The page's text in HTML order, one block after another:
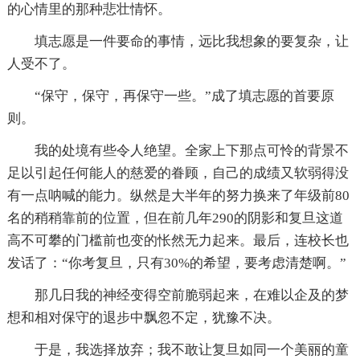
的心情里的那种悲壮情怀。
填志愿是一件要命的事情，远比我想象的要复杂，让
人受不了。
“保守，保守，再保守一些。”成了填志愿的首要原
则。
我的处境有些令人绝望。全家上下那点可怜的背景不
足以引起任何能人的慈爱的眷顾，自己的成绩又软弱得没
有一点呐喊的能力。纵然是大半年的努力换来了年级前80
名的稍稍靠前的位置，但在前几年290的阴影和复旦这道
高不可攀的门槛前也变的怅然无力起来。最后，连校长也
发话了：“你考复旦，只有30%的希望，要考虑清楚啊。”
那几日我的神经变得空前脆弱起来，在难以企及的梦
想和相对保守的退步中飘忽不定，犹豫不决。
于是，我选择放弃；我不敢让复旦如同一个美丽的童